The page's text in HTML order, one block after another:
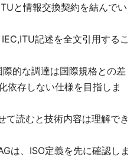
と情報交換契約を結んでい
記述を全文引用するこ
的な調達は国際規格との差
依存しない仕様を目指しま
て読むと技術内容は理解でき
は、ISO定義を先に確認しま